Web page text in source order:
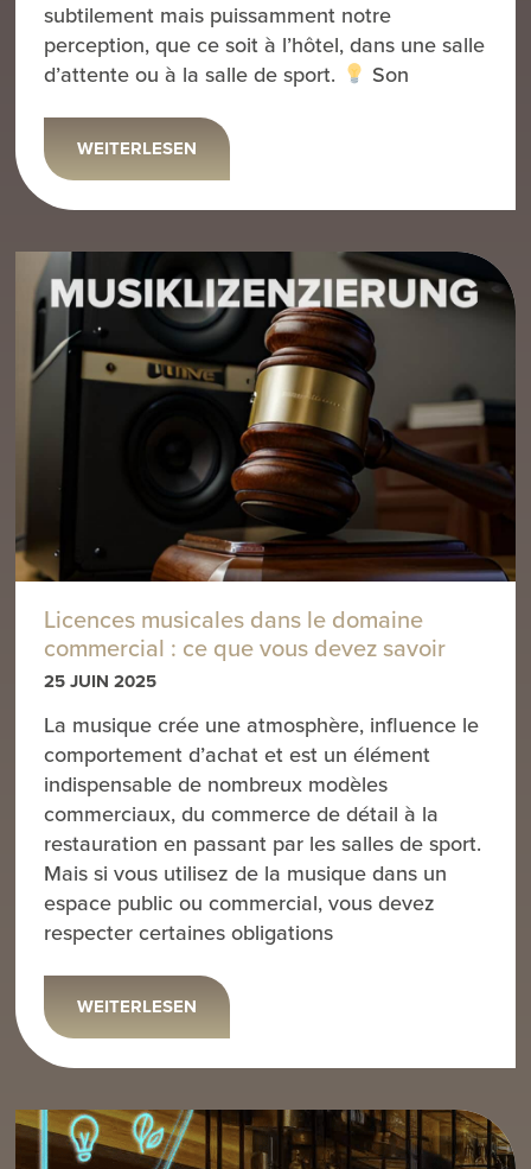
subtilement mais puissamment notre
perception, que ce soit à l’hôtel, dans une salle
d’attente ou à la salle de sport.
Son
WEITERLESEN
Licences musicales dans le domaine
commercial : ce que vous devez savoir
25 JUIN 2025
La musique crée une atmosphère, influence le
comportement d’achat et est un élément
indispensable de nombreux modèles
commerciaux, du commerce de détail à la
restauration en passant par les salles de sport.
Mais si vous utilisez de la musique dans un
espace public ou commercial, vous devez
respecter certaines obligations
WEITERLESEN